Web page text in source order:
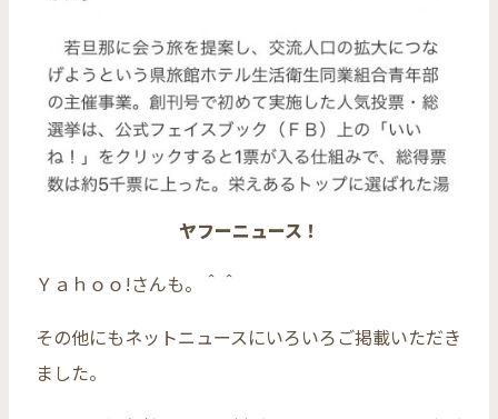
ヤフーニュース！
Ｙａｈｏｏ!さんも。＾＾
その他にもネットニュースにいろいろご掲載いただき
ました。